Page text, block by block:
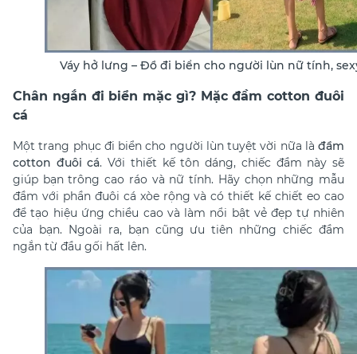
Váy hở lưng – Đồ đi biển cho người lùn nữ tính,
Chân ngắn đi biển mặc gì? Mặc đầm cotton đuôi
cá
Mộttrang phục đi biển cho người lùn tuyệt vời nữa là đầm
cotton đuôi cá. Với thiết kế tôn dáng, chiếc đầm này sẽ
giúp bạn trông cao ráo và nữ tính. Hãy chọn những mẫu
đầm với phần đuôi cá xòe rộng và có thiết kế chiết eo cao
để tạo hiệu ứng chiều cao và làm nổi bật vẻ đẹp tự nhiên
của bạn. Ngoài ra, bạn cũng ưu tiên những chiếc đầm
ngắn từ đầu gối hất lên.